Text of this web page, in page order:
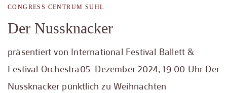
CONGRESS CENTRUM SUHL
Der Nussknacker
präsentiert von International Festival Ballett &
Festival Orchestra05. Dezember 2024, 19.00 Uhr Der
Nussknacker pünktlich zu Weihnachten